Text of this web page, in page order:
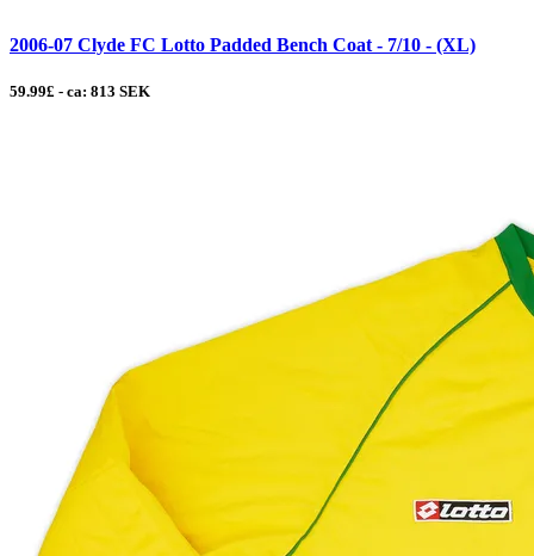
2006-07 Clyde FC Lotto Padded Bench Coat - 7/10 - (XL)
59.99£ - ca: 813 SEK